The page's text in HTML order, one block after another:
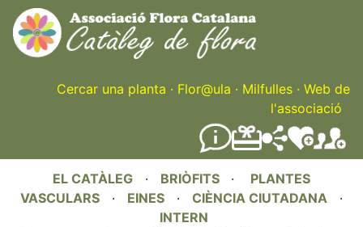
Skip
to
main
content
Cercar una planta · Flor@ula · Milfulles · Web de
l'associació
EL CATÀLEG · BRIÒFITS · PLANTES
VASCULARS · EINES · CIÈNCIA CIUTADANA ·
INTERN